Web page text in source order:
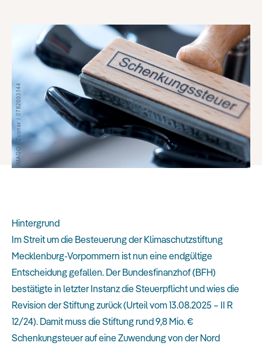
Hintergrund
Im Streit um die Besteuerung der Klimaschutzstiftung
Mecklenburg-Vorpommern ist nun eine endgültige
Entscheidung gefallen. Der Bundesfinanzhof (BFH)
bestätigte in letzter Instanz die Steuerpflicht und wies die
Revision der Stiftung zurück (Urteil vom 13.08.2025 – II R
12/24). Damit muss die Stiftung rund 9,8 Mio. €
Schenkungsteuer auf eine Zuwendung von der Nord